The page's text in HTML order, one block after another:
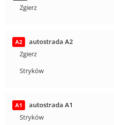
Zgierz
A2
autostrada A2
Zgierz
Stryków
A1
autostrada A1
Stryków